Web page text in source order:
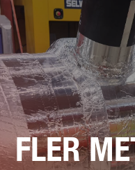
FLER